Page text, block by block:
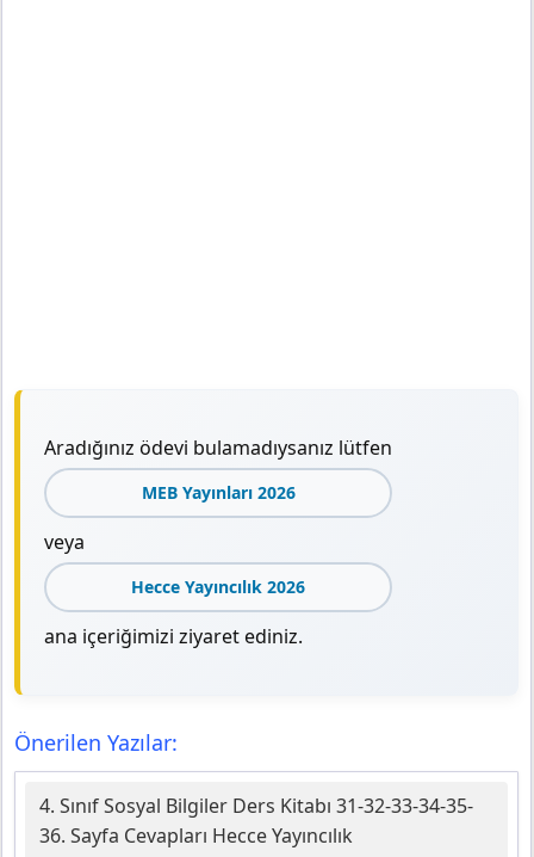
Aradığınız ödevi bulamadıysanız lütfen
MEB Yayınları 2026
veya
Hecce Yayıncılık 2026
ana içeriğimizi ziyaret ediniz.
Önerilen Yazılar:
4. Sınıf Sosyal Bilgiler Ders Kitabı 31-32-33-34-35-
36. Sayfa Cevapları Hecce Yayıncılık